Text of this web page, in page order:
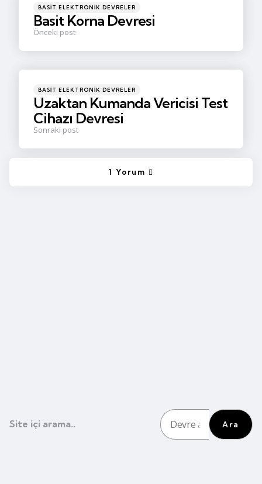
Posted
BASIT ELEKTRONIK DEVRELER
Basit Korna Devresi
Önceki post
Posted
BASIT ELEKTRONIK DEVRELER
Uzaktan Kumanda Vericisi Test
Cihazı Devresi
Sonraki post
1 Yorum
Site içi arama.. Ara